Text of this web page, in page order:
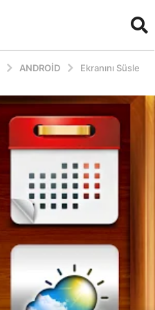
ANDROID
Ekranını Süsle